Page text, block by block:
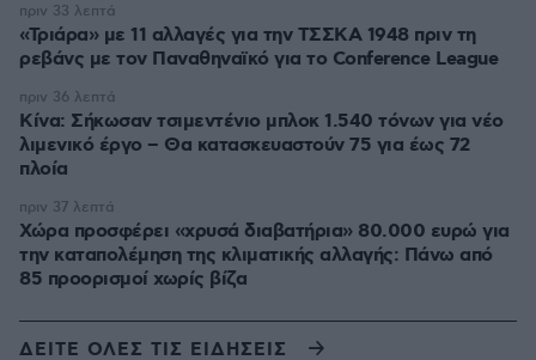
«Τριάρα» με 11 αλλαγές για την ΤΣΣΚΑ 1948 πριν τη
ρεβάνς με τον Παναθηναϊκό για το Conference League
πριν 33 λεπτά
Κίνα: Σήκωσαν τσιμεντένιο μπλοκ 1.540 τόνων για νέο
λιμενικό έργο – Θα κατασκευαστούν 75 για έως 72
πλοία
πριν 36 λεπτά
Χώρα προσφέρει «χρυσά διαβατήρια» 80.000 ευρώ για
την καταπολέμηση της κλιματικής αλλαγής: Πάνω από
85 προορισμοί χωρίς βίζα
πριν 37 λεπτά
ΔΕΙΤΕ ΟΛΕΣ ΤΙΣ ΕΙΔΗΣΕΙΣ